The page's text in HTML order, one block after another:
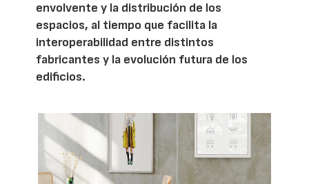
envolvente y la distribución de los
espacios, al tiempo que facilita la
interoperabilidad entre distintos
fabricantes y la evolución futura de los
edificios.